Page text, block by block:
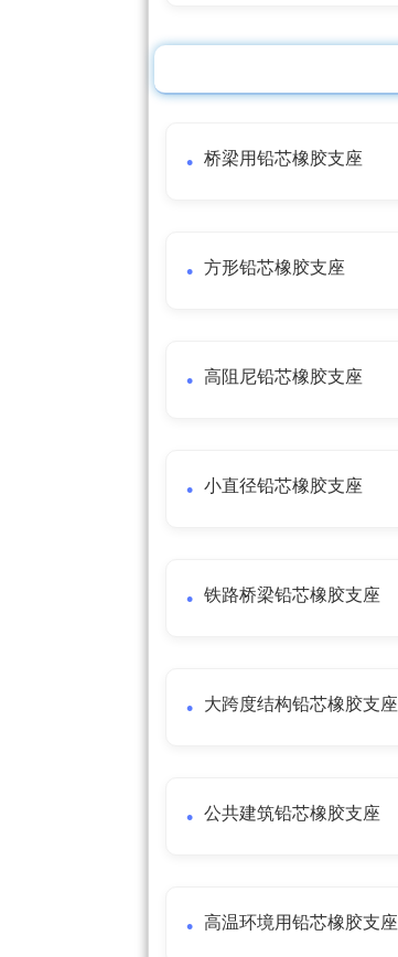
桥梁用铅芯橡胶支座
方形铅芯橡胶支座
高阻尼铅芯橡胶支座
小直径铅芯橡胶支座
铁路桥梁铅芯橡胶支座
大跨度结构铅芯橡胶支座
公共建筑铅芯橡胶支座
高温环境用铅芯橡胶支座